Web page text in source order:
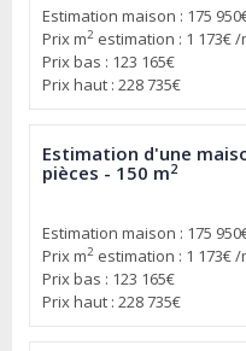
Estimation maison : 175
Prix m2 estimation : 1 173€ /
Prix bas : 123 165€
Prix haut : 228 735€
Estimation d'une
pièces - 150 m2
Estimation maison : 175
Prix m2 estimation : 1 173€ /
Prix bas : 123 165€
Prix haut : 228 735€